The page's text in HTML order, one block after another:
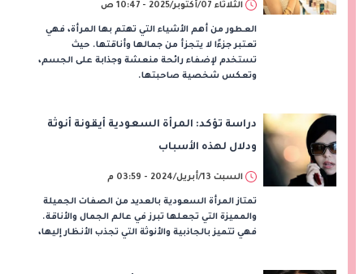
الثلاثاء 07/أكتوبر/2025 - 10:47 ص
العطور من أهم الأشياء التي تهتم بها المرأة، فهي
تعتبر جزءًا لا يتجزأ من جمالها وأناقتها. حيث
تستخدم لإضفاء رائحة منعشة وجذابة على الجسم،
وتعكس شخصية صاحبتها.
دراسة تؤكد: المرأة السعودية أيقونة أنوثة
ودلال لهذه الأسباب
السبت 13/أبريل/2024 - 03:59 م
تمتاز المرأة السعودية بالعديد من الصفات الجميلة
والمميزة التي تجعلها تبرز في عالم الجمال والأناقة.
فهي تتميز بالجاذبية والأنوثة التي تجذب الأنظار إليها،